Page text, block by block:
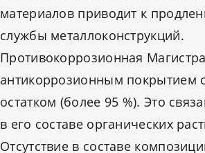
материалов приводит к
службы металлоконструкций.
Противокоррозионная
антикоррозионным покрытием
остатком (более 95 %). Это
в его составе органических
Отсутствие в составе